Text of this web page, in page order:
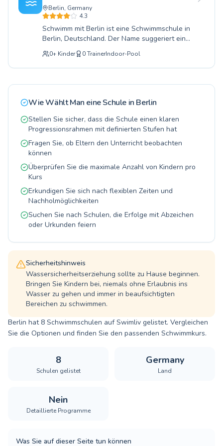
als auch Erwachsene finden hier den
passenden Kurs, geleitet von erfahrenen und
einfühlsamen Schwimmlehrern, die eine sichere
und motivierende Lernumgebung schaffen.
Jeder Einzelne wird individuell gefördert, um
zu erlernen, sondern auch Freude am Wasser
und machen Sie den entscheidenden Schritt hin
Berlin, Germany
4.3
Schwimm mit Berlin ist eine Schwimmschule in
Berlin, Deutschland. Der Name suggeriert ein
Angebot für Schwimmbegeisterte aller
Altersgruppen. Solche Schulen bieten
üblicherweise Gruppen- und Einzelunterricht
Informationen können Familien das Listing auf
Swimliv besuchen oder die Schule direkt per
Telefon oder über die Webseite kontaktieren.
Vergleichen Sie jetzt weitere Schwimmschulen
in Ihrer Nähe in Berlin auf Swimliv.
0+ Kinder 0TrainerIndoor-Pool
Wie Wählt Man eine Schule in Berlin
Stellen Sie sicher, dass die Schule einen klaren
Progressionsrahmen mit definierten Stufen hat
Fragen Sie, ob Eltern den Unterricht beobachten
können
Überprüfen Sie die maximale Anzahl von Kindern pro
Kurs
Erkundigen Sie sich nach flexiblen Zeiten und
Nachholmöglichkeiten
Suchen Sie nach Schulen, die Erfolge mit Abzeichen
oder Urkunden feiern
Sicherheitshinweis
Wassersicherheitserziehung sollte zu Hause beginnen.
Bringen Sie Kindern bei, niemals ohne Erlaubnis ins
Wasser zu gehen und immer in beaufsichtigten
Bereichen zu schwimmen.
Berlin hat 8 Schwimmschulen auf Swimliv gelistet. Vergleichen
Sie die Optionen und finden Sie den passenden Schwimmkurs.
8
Schulen gelistet
Germany
Land
Nein
Detaillierte Programme
Was Sie auf dieser Seite tun können